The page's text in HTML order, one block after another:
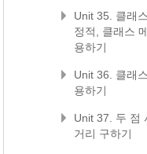
Unit 35. 클래
정적, 클래스
용하기
Unit 36. 클래
용하기
Unit 37. 두 점
거리 구하기